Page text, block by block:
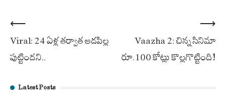
Post
navigation
⟵
Viral: 24 ఏళ్ల తర్వాత ఆడపిల్ల
పుట్టిందని..
Vaazha 2: చిన్న సినిమా
రూ.100 కోట్లు కొల్లగొట్టింది!
⟶
Latest Posts